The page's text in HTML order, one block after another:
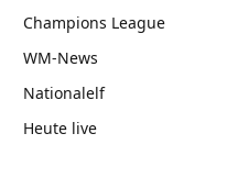
Champions League
WM-News
Nationalelf
Heute live